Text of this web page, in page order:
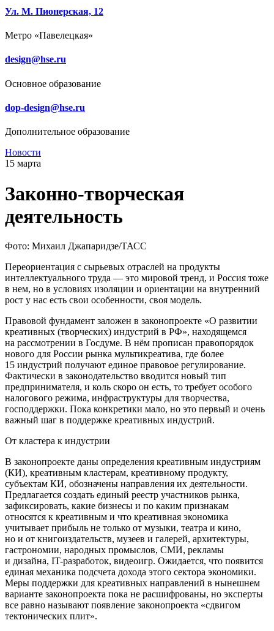
Ул. М. Пионерская, 12
Метро «Павелецкая»
design@hse.ru
Основное образование
dop-design@hse.ru
Дополнительное образование
Новости
15 марта
Законно-творческая
деятельность
Фото: Михаил Джапаридзе/ТАСС
Переориентация с сырьевых отраслей на продукты
интеллектуального труда — это мировой тренд, и Россия тоже
в нем, но в условиях изоляции и ориентации на внутренний
рост у нас есть свои особенности, своя модель.
Правовой фундамент заложен в законопроекте «О развитии
креативных (творческих) индустрий в РФ», находящемся
на рассмотрении в Госдуме. В нём прописан правопорядок
нового для России рынка мультикреатива, где более
15 индустрий получают единое правовое регулирование.
Фактически в законодательство вводится новый тип
предпринимателя, и коль скоро он есть, то требует особого
налогового режима, инфраструктуры для творчества,
господдержки. Пока конкретики мало, но это первый и очень
важный шаг в поддержке креативных индустрий.
От кластера к индустрии
В законопроекте даны определения креативным индустриям
(КИ), креативным кластерам, креативному продукту,
субъектам КИ, обозначены направления их деятельности.
Предлагается создать единый реестр участников рынка,
зафиксировать, какие бизнесы и по каким признакам
относятся к креативным и что креативная экономика
учитывает прибыль не только от музыки, театра и кино,
но и от книгоиздательств, музеев и галерей, архитектуры,
гастрономии, народных промыслов, СМИ, рекламы
и дизайна, IT-разработок, видеоигр. Ожидается, что появится
единая механика подсчета дохода этого сектора экономики.
Меры поддержки для креативных направлений в нынешнем
варианте законопроекта пока не расшифрованы, но эксперты
все равно называют появление законопроекта «сдвигом
тектонических плит».